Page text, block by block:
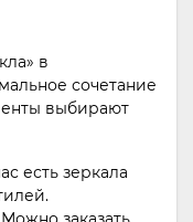
в
сочетание
выбирают
есть зеркала